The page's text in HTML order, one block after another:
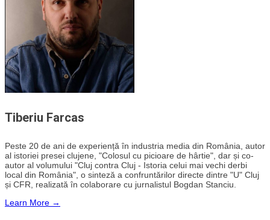
Tiberiu Farcas
Peste 20 de ani de experiență în industria media din România, autor
al istoriei presei clujene, "Colosul cu picioare de hârtie", dar și co-
autor al volumului "Cluj contra Cluj - Istoria celui mai vechi derbi
local din România", o sinteză a confruntărilor directe dintre "U" Cluj
și CFR, realizată în colaborare cu jurnalistul Bogdan Stanciu.
Learn More →